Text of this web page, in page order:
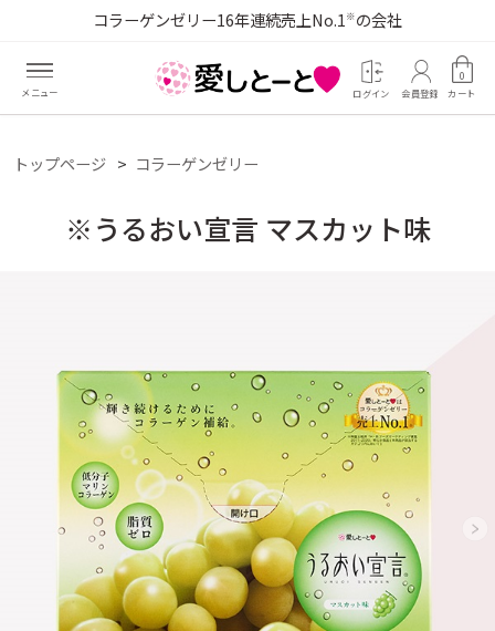
コラーゲンゼリー16年連続売上No.1 ※の会社
ログイン 会員登録 カート
0
トップページ コラーゲンゼリー
※うるおい宣言 マスカット味